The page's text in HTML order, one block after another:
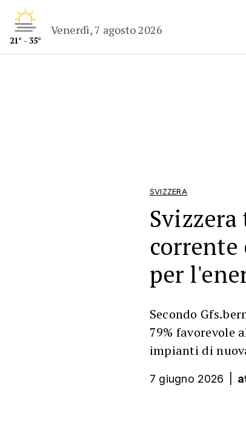
21° - 35°
Venerdì, 7 agosto 2026
SVIZZERA
corrente
per
Secondo
79% favorevole
impianti di
7 giugno 2026